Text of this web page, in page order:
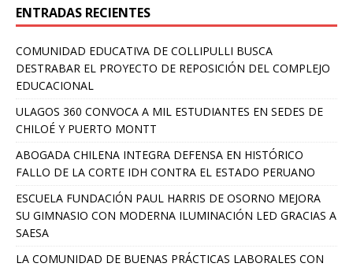
ENTRADAS RECIENTES
COMUNIDAD EDUCATIVA DE COLLIPULLI BUSCA
DESTRABAR EL PROYECTO DE REPOSICIÓN DEL COMPLEJO
EDUCACIONAL
ULAGOS 360 CONVOCA A MIL ESTUDIANTES EN SEDES DE
CHILOÉ Y PUERTO MONTT
ABOGADA CHILENA INTEGRA DEFENSA EN HISTÓRICO
FALLO DE LA CORTE IDH CONTRA EL ESTADO PERUANO
ESCUELA FUNDACIÓN PAUL HARRIS DE OSORNO MEJORA
SU GIMNASIO CON MODERNA ILUMINACIÓN LED GRACIAS A
SAESA
LA COMUNIDAD DE BUENAS PRÁCTICAS LABORALES CON